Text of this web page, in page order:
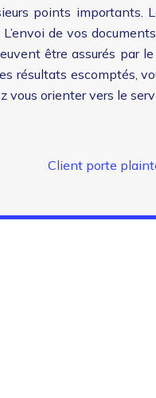
points importants.
de vos
être assurés par
résultats escomptés,
orienter vers le
Client porte